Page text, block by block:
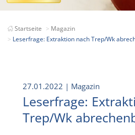
Startseite
Magazin
Leserfrage: Extraktion nach Trep/Wk
27.01.2022 | Magazin
Leserfrage:
Trep/Wk